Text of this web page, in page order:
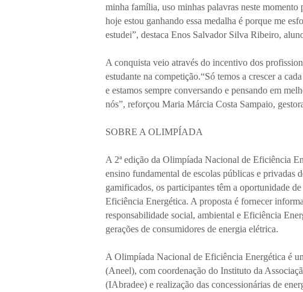
minha família, uso minhas palavras neste momento
hoje estou ganhando essa medalha é porque me
estudei”, destaca Enos Salvador Silva Ribeiro,
A conquista veio através do incentivo dos
estudante na competição.“Só temos a crescer a
e estamos sempre conversando e pensando em
nós”, reforçou Maria Márcia Costa Sampaio,
SOBRE A OLIMPÍADA
A 2ª edição da Olimpíada Nacional de Eficiência
ensino fundamental de escolas públicas e privadas
gamificados, os participantes têm a oportunidade
Eficiência Energética. A proposta é fornecer
responsabilidade social, ambiental e Eficiência
gerações de consumidores de energia elétrica.
A Olimpíada Nacional de Eficiência Energética é
(Aneel), com coordenação do Instituto da
(IAbradee) e realização das concessionárias de